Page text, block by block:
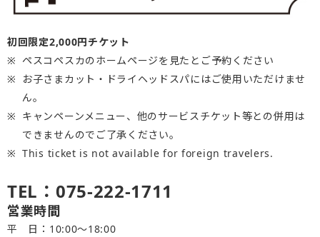
初回限定2,000円チケット
ペスコペスカのホームページを見たとご予約ください
お子さまカット・ドライヘッドスパにはご使用いただけませ
ん。
キャンペーンメニュー、他のサービスチケット等との併用は
できませんのでご了承ください。
This ticket is not available for foreign travelers.
TEL：075-222-1711
営業時間
平 日：10:00～18:00